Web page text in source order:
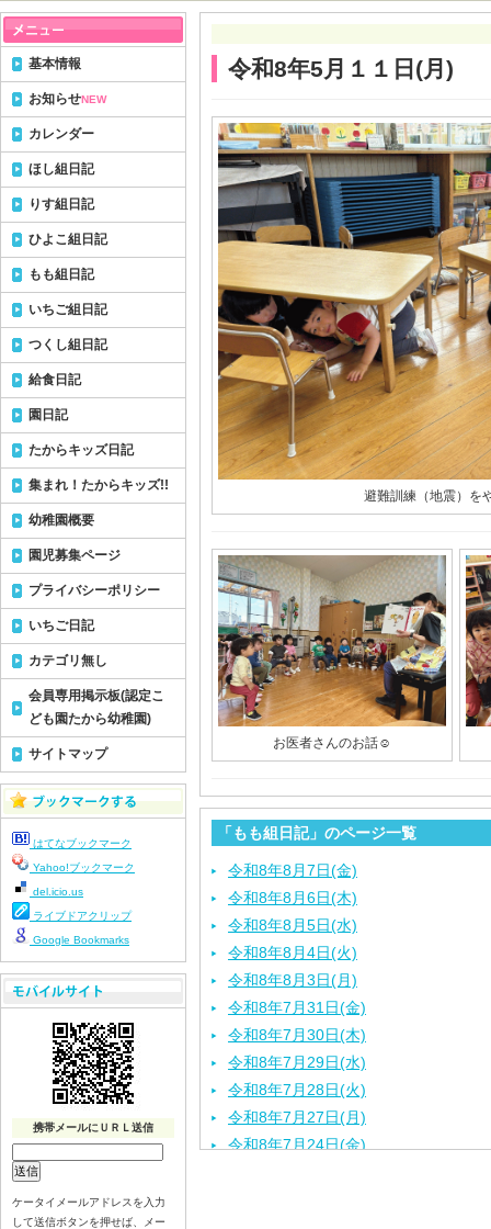
令和8年5月１１日(月)
避難訓練（地震）を
お医者さんのお話☺️
「もも組日記」のページ一覧
令和8年8月7日(金)
令和8年8月6日(木)
令和8年8月5日(水)
令和8年8月4日(火)
令和8年8月3日(月)
令和8年7月31日(金)
令和8年7月30日(木)
令和8年7月29日(水)
令和8年7月28日(火)
令和8年7月27日(月)
令和8年7月24日(金)
基本情報
お知らせNEW
カレンダー
ほし組日記
りす組日記
ひよこ組日記
もも組日記
いちご組日記
つくし組日記
給食日記
園日記
たからキッズ日記
集まれ！たからキッズ!!
幼稚園概要
園児募集ページ
プライバシーポリシー
いちご日記
カテゴリ無し
会員専用掲示板(認定こ
ども園たから幼稚園)
サイトマップ
はてなブックマーク
Yahoo!ブックマーク
del.icio.us
ライブドアクリップ
Google Bookmarks
携帯メールにＵＲＬ送信
ケータイメールアドレスを入力
して送信ボタンを押せば、メー